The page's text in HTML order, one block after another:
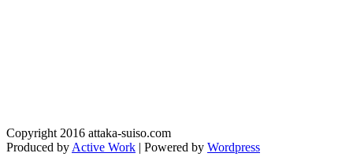
Copyright 2016 attaka-suiso.com
Produced by Active Work | Powered by Wordpress